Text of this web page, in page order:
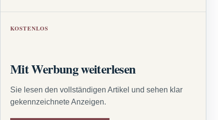
KOSTENLOS
Mit Werbung weiterlesen
Sie lesen den vollständigen Artikel und sehen klar
gekennzeichnete Anzeigen.